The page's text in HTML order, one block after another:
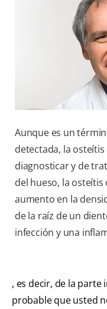
Aunque es un
detectada, la
diagnosticar y de
del hueso, la
aumento en la
de la raíz de un
infección y una
, es decir, de la
probable que usted